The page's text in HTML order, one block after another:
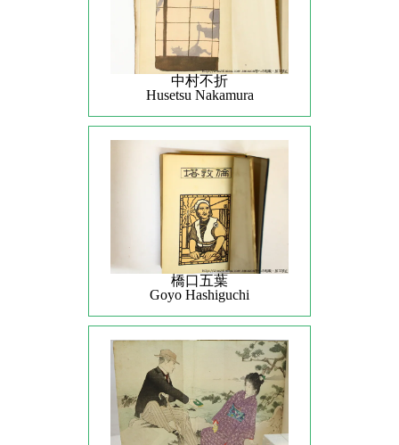
中村不折
Husetsu Nakamura
橋口五葉
Goyo Hashiguchi